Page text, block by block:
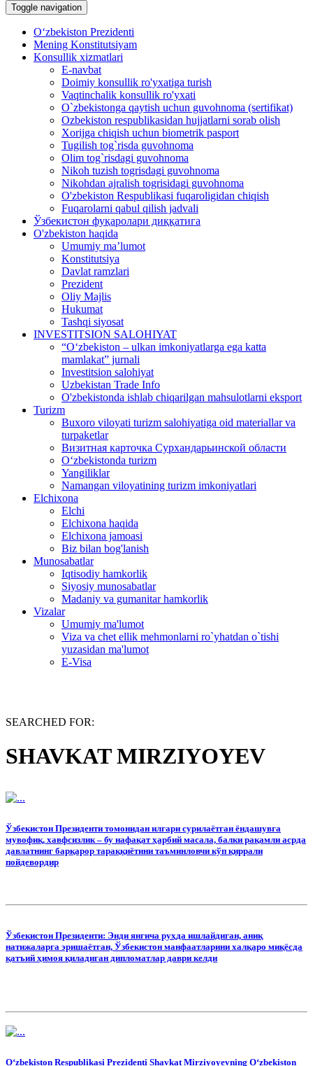
Toggle navigation
Oʻzbekiston Prezidenti
Mening Konstitutsiyam
Konsullik xizmatlari
E-navbat
Doimiy konsullik ro'yxatiga turish
Vaqtinchalik konsullik ro'yxati
O`zbekistonga qaytish uchun guvohnoma (sertifikat)
Ozbekiston respublikasidan hujjatlarni sorab olish
Xorijga chiqish uchun biometrik pasport
Tugilish tog`risda guvohnoma
Olim tog`risdagi guvohnoma
Nikoh tuzish togrisdagi guvohnoma
Nikohdan ajralish togrisidagi guvohnoma
O'zbekiston Respublikasi fuqaroligidan chiqish
Fuqarolarni qabul qilish jadvali
Ўзбекистон фуқаролари диққатига
O'zbekiston haqida
Umumiy ma’lumot
Konstitutsiya
Davlat ramzlari
Prezident
Oliy Majlis
Hukumat
Tashqi siyosat
INVESTITSION SALOHIYAT
“Oʻzbekiston – ulkan imkoniyatlarga ega katta
mamlakat” jurnali
Investitsion salohiyat
Uzbekistan Trade Info
O'zbekistonda ishlab chiqarilgan mahsulotlarni eksport
Turizm
Buxoro viloyati turizm salohiyatiga oid materiallar va
turpaketlar
Визитная карточка Сурхандарьинской области
Oʻzbekistonda turizm
Yangiliklar
Namangan viloyatining turizm imkoniyatlari
Elchixona
Elchi
Elchixona haqida
Elchixona jamoasi
Biz bilan bog'lanish
Munosabatlar
Iqtisodiy hamkorlik
Siyosiy munosabatlar
Madaniy va gumanitar hamkorlik
Vizalar
Umumiy ma'lumot
Viza va chet ellik mehmonlarni ro`yhatdan o`tishi
yuzasidan ma'lumot
E-Visa
SEARCHED FOR:
SHAVKAT MIRZIYOYEV
Ўзбекистон Президенти томонидан илгари сурилаётган ёндашувга
мувофиқ, хавфсизлик – бу нафақат ҳарбий масала, балки рақамли асрда
давлатнинг барқарор тараққиётини таъминловчи кўп қиррали
пойдевордир
Ўзбекистон Президенти: Энди янгича руҳда ишлайдиган, аниқ
натижаларга эришаётган, Ўзбекистон манфаатларини халқаро миқёсда
қатъий ҳимоя қиладиган дипломатлар даври келди
O‘zbekiston Respublikasi Prezidenti Shavkat Mirziyoyevning O‘zbekiston